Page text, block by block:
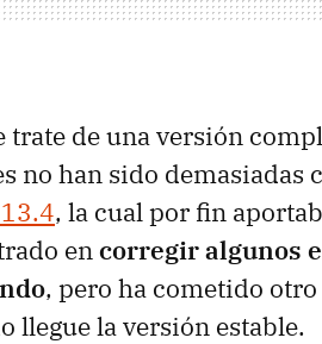
trate de una versión
no han sido demasiadas
, la cual por fin
encorregir algunos
, pero ha cometido
llegue la versión estable.